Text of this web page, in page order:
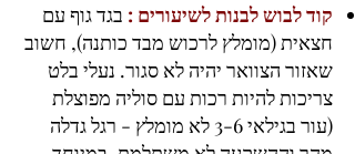
קוד לבוש לבנות לשיעורים : בגד גוף עם
חצאית (מומלץ לרכוש מבד כותנה), חשוב
שאזור הצוואר יהיה לא סגור. נעלי בלט
צריכות להיות רכות עם סוליה מפוצלת
(עור בגילאי 3-6 לא מומלץ - רגל גדלה